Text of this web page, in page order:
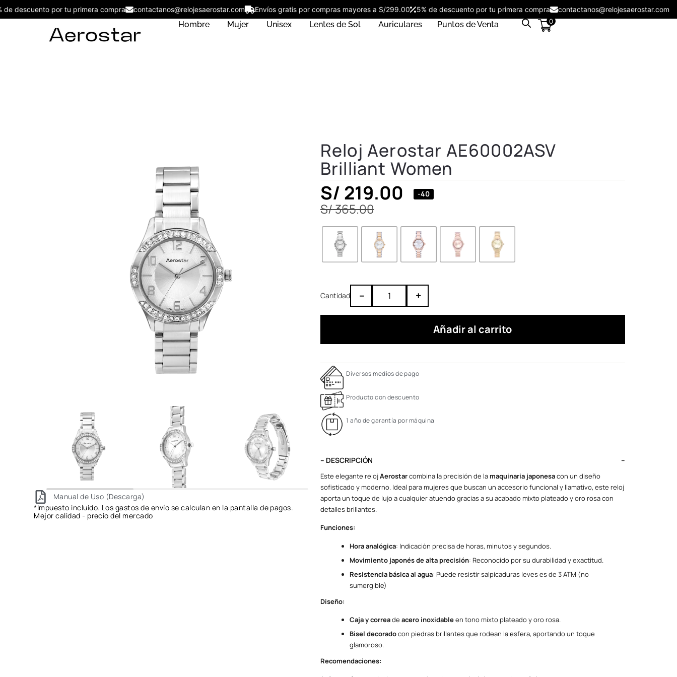
5% de descuento por tu primera compra contactanos@relojesaerostar.com Envíos gratis por compras mayores a S/299.00 5% de descuento por tu primera compra
Hombre Mujer Unisex Lentes de Sol Auriculares Puntos de Venta 0
Manual de Uso (Descarga)
*Impuesto incluido. Los gastos de envío se calculan en la pantalla de pagos.
Mejor calidad - precio del mercado
Reloj Aerostar AE60002ASV
Brilliant Women
S/365.00
S/ 219.00 -40
– +
Añadir al carrito
Diversos medios de pago
Producto con descuento
1 año de garantía por máquina
– DESCRIPCIÓN
Este elegante relojAerostarcombina la precisión de la maquinaria japonesacon un diseño
sofisticado y moderno. Ideal para mujeres que buscan un accesorio funcional y llamativo, este reloj
aporta un toque de lujo a cualquier atuendo gracias a su acabado mixto plateado y oro rosa con
detalles brillantes.
Funciones:
Hora analógica: Indicación precisa de horas, minutos y segundos.
Movimiento japonés de alta precisión: Reconocido por su durabilidad y exactitud.
Resistencia básica al agua: Puede resistir salpicaduras leves es de 3 ATM (no
sumergible)
Diseño:
Caja y correade acero inoxidableen tono mixto plateado y oro rosa.
Bisel decoradocon piedras brillantes que rodean la esfera, aportando un toque
glamoroso.
Recomendaciones: